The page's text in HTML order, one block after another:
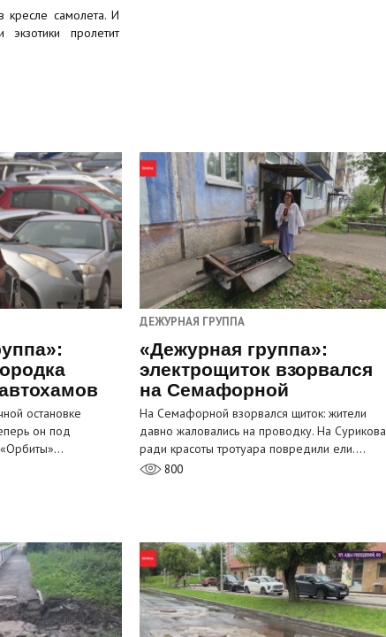
кресле самолета. И
пролетит
остановке
он под
ДЕЖУРНАЯ ГРУППА
«Дежурная группа»:
электрощиток взорвался
на Семафорной
На Семафорной взорвался щиток: жители
давно жаловались на проводку. На Сурикова
ради красоты тротуара повредили ели.…
800